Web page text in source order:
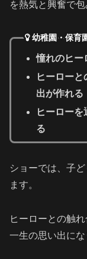
を熱気と興奮で包
幼稚園・保育
憧れのヒー
ヒーロー
出が作れる
ヒーロー
る
ショーでは、子
ます。
ヒーローとの触
一生の思い出にな